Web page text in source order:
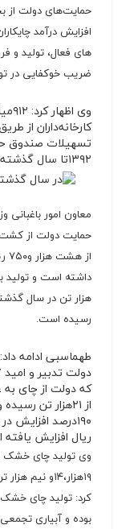
حمایت‌های دولت از
افزایش درآمد
های فعال، تولید
ضریب خوکفایی در
وی
کارخانه‌داران از
تسهیلات صندوق
۱۳۹۲تا سال گذشته پرداخت شده است.
معاون امور باغبانی
حمایت دولت از کشت
داشته است و تولید
رسیده است.
طهماسبی ادامه
که دولت از چای
از ۲۱هزار تن
ریال افزایش